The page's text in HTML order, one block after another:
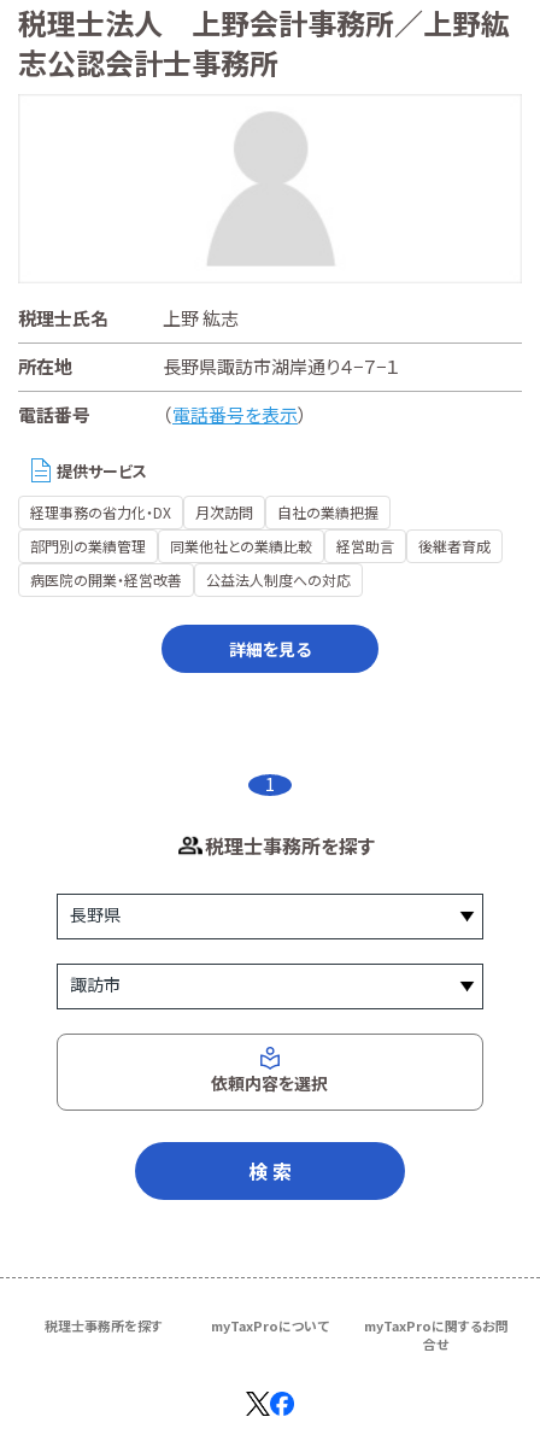
税理士法人 上野会計事務所／上野紘
志公認会計士事務所
税理士氏名
上野 紘志
所在地
長野県諏訪市湖岸通り４−７−１
電話番号
（電話番号を表示）
提供サービス
経理事務の省力化・DX 月次訪問
自社の業績把握
部門別の業績管理
同業他社との業績比較 経営助言
後継者育成
病医院の開業・経営改善
公益法人制度への対応
詳細を見る
1
税理士事務所を探す
依頼内容を選択
検 索
税理士事務所を探す myTaxProについて
myTaxProに関するお問
合せ